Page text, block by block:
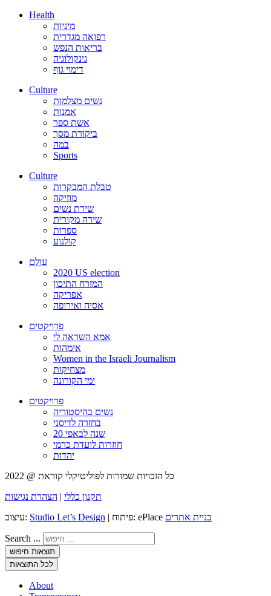
Health
מיניות
רפואה מגדרית
בריאות הנפש
גינקולוגיה
דימוי גוף
Culture
נשים מצלמות
אמנות
אשת ספר
ביקורת מסך
במה
Sports
Culture
טבלת המבקרות
מוזיקה
שירת נשים
שירה מקורית
ספרות
קולנוע
עולם
2020 US election
המזרח התיכון
אפריקה
אסיה ואירופה
פרויקטים
אמא השראה לי
אימהות
Women in the Israeli Journalism
מצחיקות
ימי הקורונה
פרויקטים
נשים בהיסטוריה
בחזרה לדיסני
20 שנה לבאפי
חוזרות לועדת כרמי
יהדות
תקנון כללי | הצהרת נגישות
עיצוב: Studio Let’s Design | פיתוח: ePlace בניית אתרים
Search ...
תוצאות חיפוש
לכל התוצאות
About